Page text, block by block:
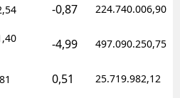
-0,87 224.740.006,90
-4,99 497.090.250,75
0,51 25.719.982,12